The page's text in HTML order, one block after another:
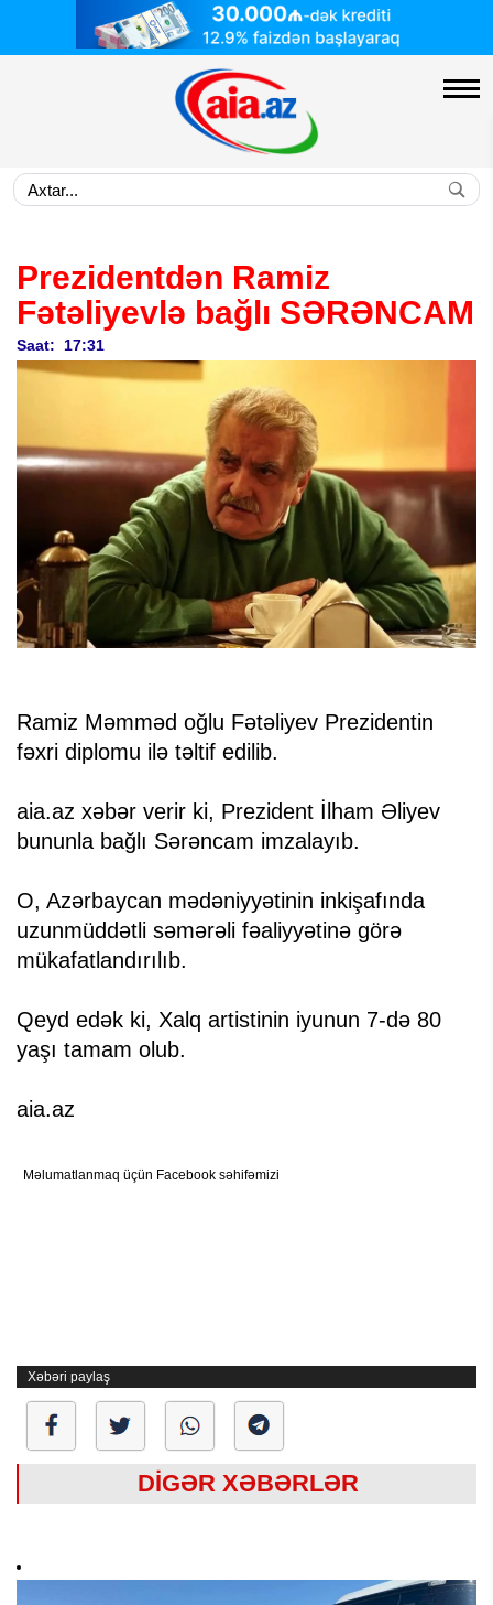
Prezidentdən Ramiz
Fətəliyevlə bağlı SƏRƏNCAM
Saat: 17:31
Ramiz Məmməd oğlu Fətəliyev Prezidentin
fəxri diplomu ilə təltif edilib.
aia.az xəbər verir ki, Prezident İlham Əliyev
bununla bağlı Sərəncam imzalayıb.
O, Azərbaycan mədəniyyətinin inkişafında
uzunmüddətli səmərəli fəaliyyətinə görə
mükafatlandırılıb.
Qeyd edək ki, Xalq artistinin iyunun 7-də 80
yaşı tamam olub.
aia.az
Məlumatlanmaq üçün Facebook səhifəmizi
Xəbəri paylaş
DİGƏR XƏBƏRLƏR